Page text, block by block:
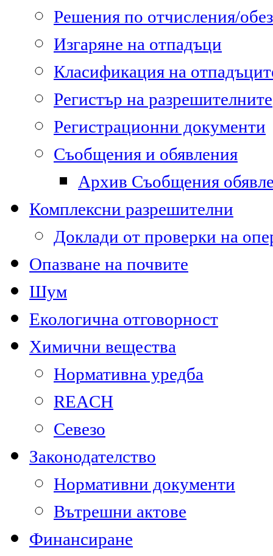
Решения по отчисления/
Изгаряне на отпадъци
Класификация на
Регистър на разрешителните
Регистрационни документи
Съобщения и обявления
Архив Съобщения
Комплексни разрешителни
Доклади от проверки на
Опазване на почвите
Шум
Екологична отговорност
Химични вещества
Нормативна уредба
REACH
Севезо
Законодателство
Нормативни документи
Вътрешни актове
Финансиране